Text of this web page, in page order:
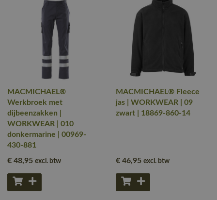
MACMICHAEL®
Werkbroek met
dijbeenzakken |
WORKWEAR | 010
donkermarine | 00969-
430-881
€ 48,95 excl. btw
MACMICHAEL® Fleece
jas | WORKWEAR | 09
zwart | 18869-860-14
€ 46,95 excl. btw